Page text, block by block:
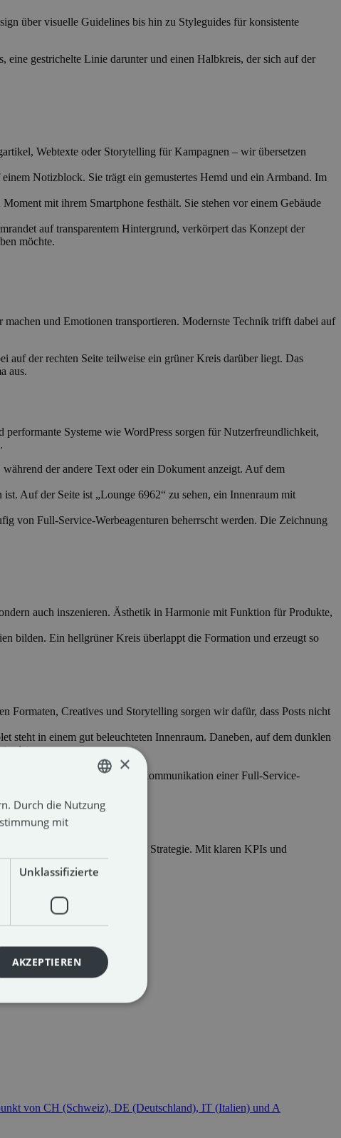
über visuelle Guidelines bis hin zu Styleguides für konsistente
Webtexte oder Storytelling für Kampagnen – wir übersetzen
und Emotionen transportieren. Modernste Technik trifft dabei auf
Systeme wie WordPress sorgen für Nutzerfreundlichkeit,
auch inszenieren. Ästhetik in Harmonie mit Funktion für Produkte,
Formaten, Creatives und Storytelling sorgen wir dafür, dass Posts nicht
werden ist kein Zufall, sondern Strategie. Mit klaren KPIs und
von uns.
GERMAN
×
Durch die Nutzung
mit
Unklassifizierte
AKZEPTIEREN